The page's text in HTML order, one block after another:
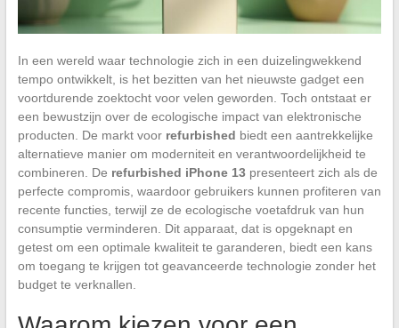
In een wereld waar technologie zich in een duizelingwekkend
tempo ontwikkelt, is het bezitten van het nieuwste gadget een
voortdurende zoektocht voor velen geworden. Toch ontstaat er
een bewustzijn over de ecologische impact van elektronische
producten. De markt voor refurbished biedt een aantrekkelijke
alternatieve manier om moderniteit en verantwoordelijkheid te
combineren. De refurbished iPhone 13presenteert zich als de
perfecte compromis, waardoor gebruikers kunnen profiteren van
recente functies, terwijl ze de ecologische voetafdruk van hun
consumptie verminderen. Dit apparaat, dat is opgeknapt en
getest om een optimale kwaliteit te garanderen, biedt een kans
om toegang te krijgen tot geavanceerde technologie zonder het
budget te verknallen.